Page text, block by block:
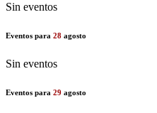
Sin eventos
Eventos para 28 agosto
Sin eventos
Eventos para 29 agosto